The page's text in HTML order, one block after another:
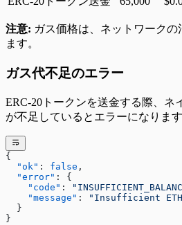
注意: ガス価格は、ネットワーク
ます。
ガス代不足のエラー
ERC-20トークンを送金する際、ネ
が不足しているとエラーになります
{
  "ok"
: false ,
  "error"
: {
    "code"
:
    "message"
:
"Insufficient
  }
}